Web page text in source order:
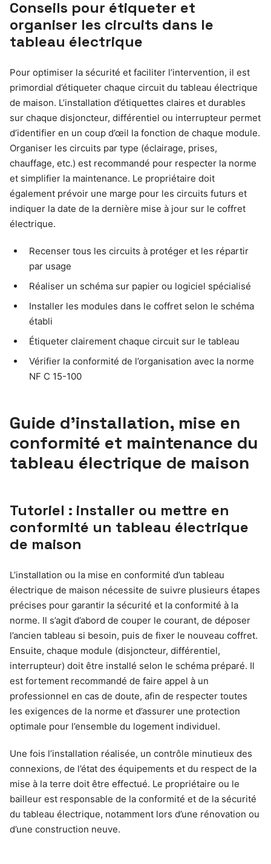
Conseils pour étiqueter et
organiser les circuits dans le
tableau électrique
Pour optimiser la sécurité et faciliter l’intervention, il est
primordial d’étiqueter chaque circuit du tableau électrique
de maison. L’installation d’étiquettes claires et durables
sur chaque disjoncteur, différentiel ou interrupteur permet
d’identifier en un coup d’œil la fonction de chaque module.
Organiser les circuits par type (éclairage, prises,
chauffage, etc.) est recommandé pour respecter la norme
et simplifier la maintenance. Le propriétaire doit
également prévoir une marge pour les circuits futurs et
indiquer la date de la dernière mise à jour sur le coffret
électrique.
Recenser tous les circuits à protéger et les répartir
par usage
Réaliser un schéma sur papier ou logiciel spécialisé
Installer les modules dans le coffret selon le schéma
établi
Étiqueter clairement chaque circuit sur le tableau
Vérifier la conformité de l’organisation avec la norme
NF C 15-100
Guide d’installation, mise en
conformité et maintenance du
tableau électrique de maison
Tutoriel : installer ou mettre en
conformité un tableau électrique
de maison
L’installation ou la mise en conformité d’un tableau
électrique de maison nécessite de suivre plusieurs étapes
précises pour garantir la sécurité et la conformité à la
norme. Il s’agit d’abord de couper le courant, de déposer
l’ancien tableau si besoin, puis de fixer le nouveau coffret.
Ensuite, chaque module (disjoncteur, différentiel,
interrupteur) doit être installé selon le schéma préparé. Il
est fortement recommandé de faire appel à un
professionnel en cas de doute, afin de respecter toutes
les exigences de la norme et d’assurer une protection
optimale pour l’ensemble du logement individuel.
Une fois l’installation réalisée, un contrôle minutieux des
connexions, de l’état des équipements et du respect de la
mise à la terre doit être effectué. Le propriétaire ou le
bailleur est responsable de la conformité et de la sécurité
du tableau électrique, notamment lors d’une rénovation ou
d’une construction neuve.